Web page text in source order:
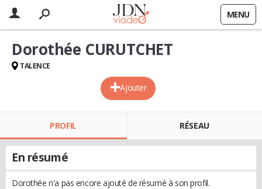
MENU
Ajouter
Dorothée CURUTCHET
TALENCE
PROFIL RÉSEAU
En résumé
Dorothée n'a pas encore ajouté de résumé à son profil.